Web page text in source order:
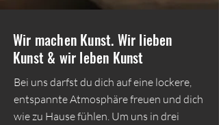
Wir machen Kunst. Wir lieben
Kunst & wir leben Kunst
Bei uns darfst du dich auf eine lockere,
entspannte Atmosphäre freuen und dich
wie zu Hause fühlen. Um uns in drei